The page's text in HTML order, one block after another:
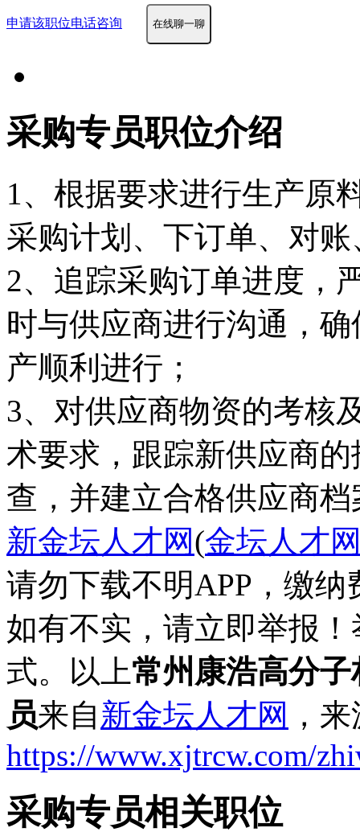
申请该职位电话咨询 在线聊一聊
采购专员职位介绍
1、根据要求进行生产原
采购计划、下订单、对
2、追踪采购订单进度，
时与供应商进行沟通，
产顺利进行；
3、对供应商物资的考核
术要求，跟踪新供应商
查，并建立合格供应商档
新金坛人才网(金坛人才
请勿下载不明APP，缴
如有不实，请立即举报
式。以上常州康浩高分
员来自新金坛人才网 ，
https://www.xjtrcw.com/
采购专员相关职位